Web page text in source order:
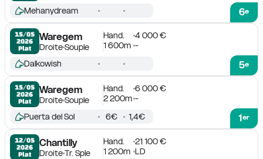
6e
Mehanydream
15/05
2026
Plat
Waregem
DroiteSouple
Hand.
4 000 €
1 600m -
5e
Dalkowish
15/05
2026
Plat
Waregem
DroiteSouple
Hand.
6 000 €
2 200m -
1er
Puerta del Sol 6€ 1,4€
12/05
2026
Plat
Chantilly
DroiteTr. Sple
Hand.
21 100 €
1 200m LD